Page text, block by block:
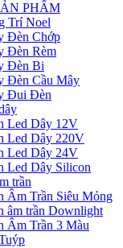
PHẨM
Trí Noel
Đèn Chớp
Đèn Rèm
Đèn Bi
Đèn Cầu Mây
Đui Đèn
Led Dây 12V
Led Dây 220V
Led Dây 24V
Led Dây Silicon
trần
Âm Trần Siêu Mỏng
âm trần Downlight
Âm Trần 3 Màu